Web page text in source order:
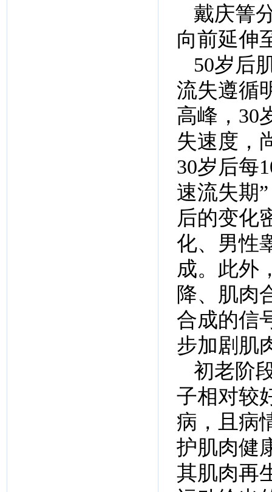
戴庆箐
向前延伸
50岁后
流失遵循
高峰，30
失速度，
30岁后每
速流失期
后的变化
化、男性
成。此外
降、肌肉
合成的信
步加剧肌
初老阶
子相对较
病，且病
护肌肉健
其肌肉再